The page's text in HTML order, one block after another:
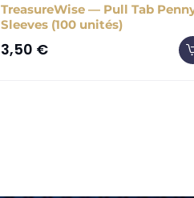
TreasureWise — Pull Tab
Sleeves (100 unités)
3,50 €